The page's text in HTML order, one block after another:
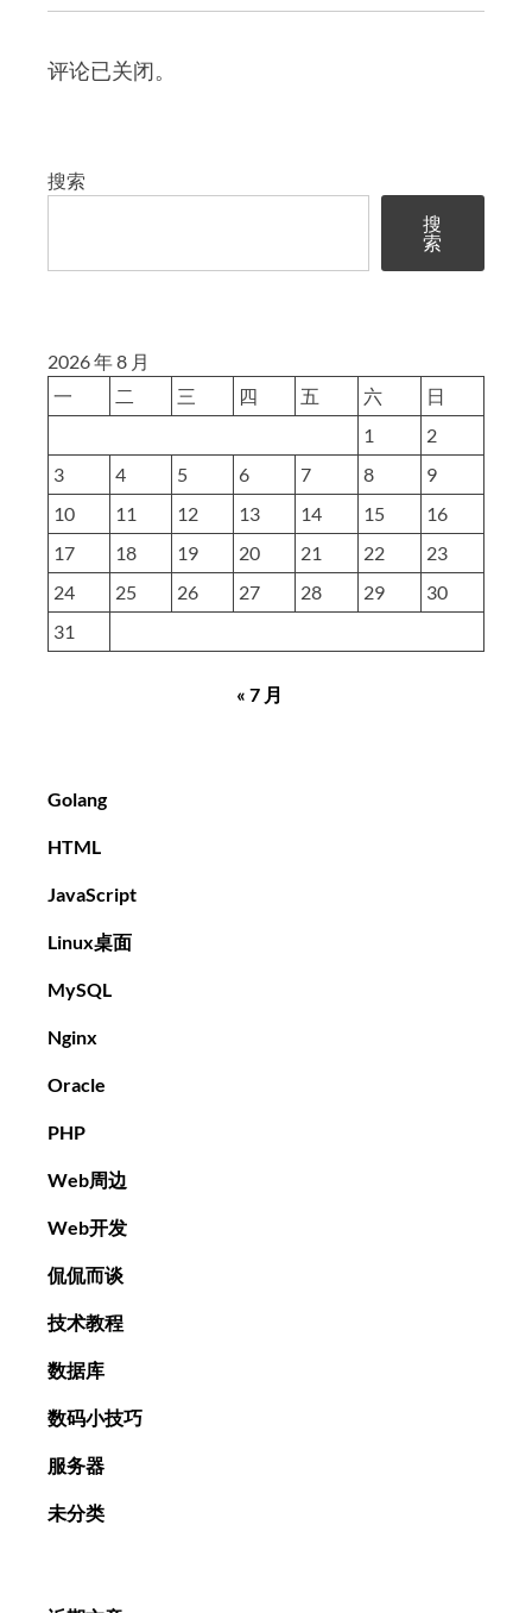
评论已关闭。
搜索
搜
索
2026 年 8 月
一
二 三 四 五 六
日
1
2
3
4 5 6 7 8
9
10
11 12 13 14 15
16
17
18 19 20 21 22
23
24
25 26 27 28 29
30
31
« 7 月
Golang
HTML
JavaScript
Linux桌面
MySQL
Nginx
Oracle
PHP
Web周边
Web开发
侃侃而谈
技术教程
数据库
数码小技巧
服务器
未分类